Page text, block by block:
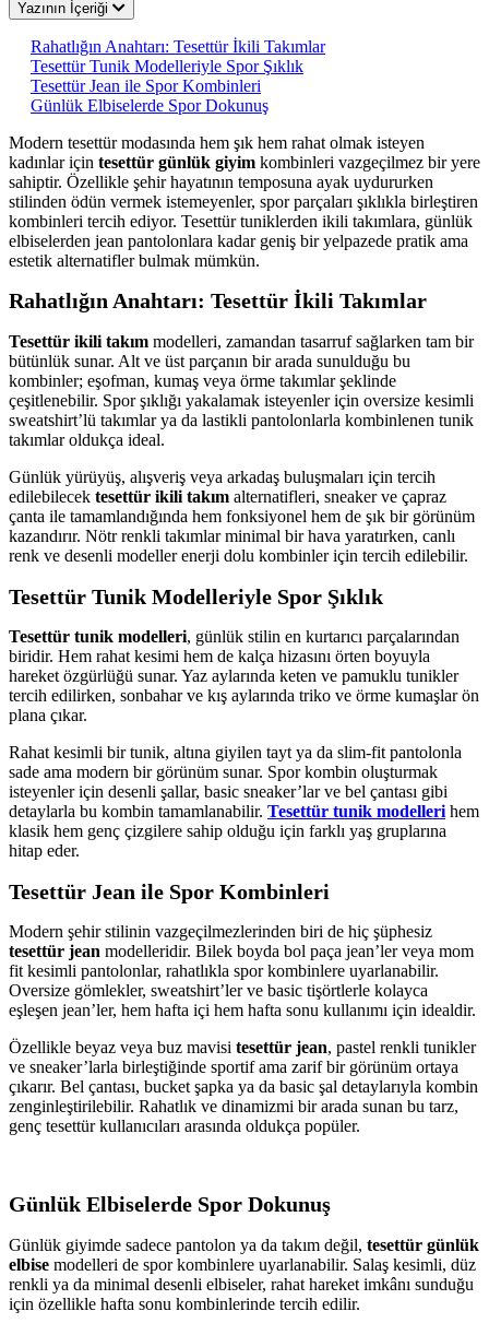
Yazının İçeriği
Rahatlığın Anahtarı: Tesettür İkili Takımlar
Tesettür Tunik Modelleriyle Spor Şıklık
Tesettür Jean ile Spor Kombinleri
Günlük Elbiselerde Spor Dokunuş
Modern tesettür modasında hem şık hem rahat olmak isteyen
kadınlar için tesettür günlük giyim kombinleri vazgeçilmez bir yere
sahiptir. Özellikle şehir hayatının temposuna ayak uydururken
stilinden ödün vermek istemeyenler, spor parçaları şıklıkla birleştiren
kombinleri tercih ediyor. Tesettür tuniklerden ikili takımlara, günlük
elbiselerden jean pantolonlara kadar geniş bir yelpazede pratik ama
estetik alternatifler bulmak mümkün.
Rahatlığın Anahtarı: Tesettür İkili Takımlar
Tesettür ikili takım modelleri, zamandan tasarruf sağlarken tam bir
bütünlük sunar. Alt ve üst parçanın bir arada sunulduğu bu
kombinler; eşofman, kumaş veya örme takımlar şeklinde
çeşitlenebilir. Spor şıklığı yakalamak isteyenler için oversize kesimli
sweatshirt’lü takımlar ya da lastikli pantolonlarla kombinlenen tunik
takımlar oldukça ideal.
Günlük yürüyüş, alışveriş veya arkadaş buluşmaları için tercih
edilebilecek tesettür ikili takım alternatifleri, sneaker ve çapraz
çanta ile tamamlandığında hem fonksiyonel hem de şık bir görünüm
kazandırır. Nötr renkli takımlar minimal bir hava yaratırken, canlı
renk ve desenli modeller enerji dolu kombinler için tercih edilebilir.
Tesettür Tunik Modelleriyle Spor Şıklık
Tesettür tunik modelleri, günlük stilin en kurtarıcı parçalarından
biridir. Hem rahat kesimi hem de kalça hizasını örten boyuyla
hareket özgürlüğü sunar. Yaz aylarında keten ve pamuklu tunikler
tercih edilirken, sonbahar ve kış aylarında triko ve örme kumaşlar ön
plana çıkar.
Rahat kesimli bir tunik, altına giyilen tayt ya da slim-fit pantolonla
sade ama modern bir görünüm sunar. Spor kombin oluşturmak
isteyenler için desenli şallar, basic sneaker’lar ve bel çantası gibi
detaylarla bu kombin tamamlanabilir. Tesettür tunik modelleri hem
klasik hem genç çizgilere sahip olduğu için farklı yaş gruplarına
hitap eder.
Tesettür Jean ile Spor Kombinleri
Modern şehir stilinin vazgeçilmezlerinden biri de hiç şüphesiz
tesettür jean modelleridir. Bilek boyda bol paça jean’ler veya mom
fit kesimli pantolonlar, rahatlıkla spor kombinlere uyarlanabilir.
Oversize gömlekler, sweatshirt’ler ve basic tişörtlerle kolayca
eşleşen jean’ler, hem hafta içi hem hafta sonu kullanımı için idealdir.
Özellikle beyaz veya buz mavisi tesettür jean, pastel renkli tunikler
ve sneaker’larla birleştiğinde sportif ama zarif bir görünüm ortaya
çıkarır. Bel çantası, bucket şapka ya da basic şal detaylarıyla kombin
zenginleştirilebilir. Rahatlık ve dinamizmi bir arada sunan bu tarz,
genç tesettür kullanıcıları arasında oldukça popüler.
Günlük Elbiselerde Spor Dokunuş
Günlük giyimde sadece pantolon ya da takım değil, tesettür günlük
elbise modelleri de spor kombinlere uyarlanabilir. Salaş kesimli, düz
renkli ya da minimal desenli elbiseler, rahat hareket imkânı sunduğu
için özellikle hafta sonu kombinlerinde tercih edilir.